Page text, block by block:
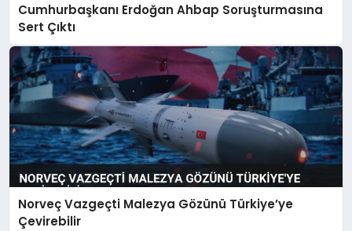
Cumhurbaşkanı Erdoğan Ahbap Soruşturmasına
Sert Çıktı
Norveç Vazgeçti Malezya Gözünü Türkiye’ye
Çevirebilir